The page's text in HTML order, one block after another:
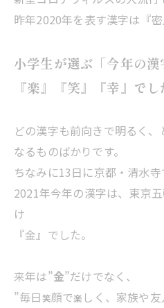
昨年2020年を表す漢字は『密
小学生が選ぶ「今年の漢
『楽』『笑』『幸』でし
どの漢字も前向きで明るく、
なるものばかりです。
ちなみに13日に京都・清水
2021年今年の漢字は、東京
け
『金』でした。
来年は”金”だけでなく、
”毎日笑顔で楽 しく、家族や